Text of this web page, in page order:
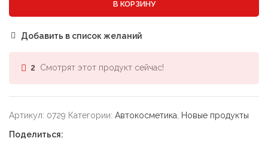
В КОРЗИНУ
Добавить в список желаний
2 Смотрят этот продукт сейчас!
Артикул: 0729 Категории: Автокосметика
Новые продукты
Поделиться: